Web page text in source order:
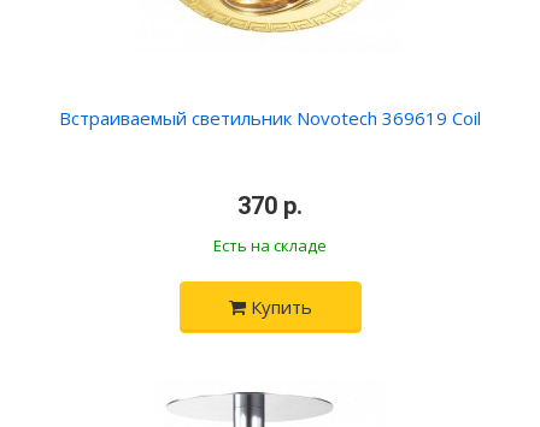
Встраиваемый светильник Novotech 369619 Coil
370 р.
Есть на складе
Купить